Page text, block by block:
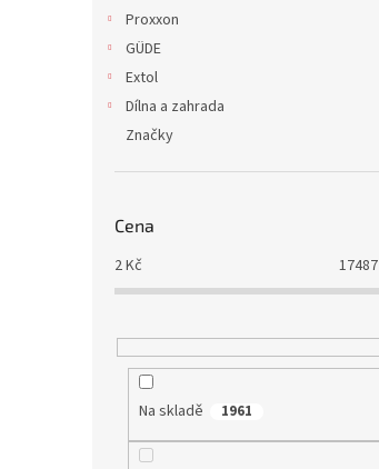
Proxxon
GÜDE
Extol
Dílna a zahrada
Značky
Cena
2Kč 17487
Na skladě 1961